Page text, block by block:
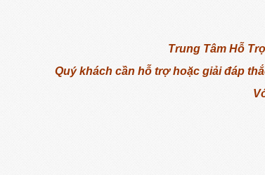
Trung Tâm Hỗ
Quý khách cần hỗ trợ hoặc giải đáp